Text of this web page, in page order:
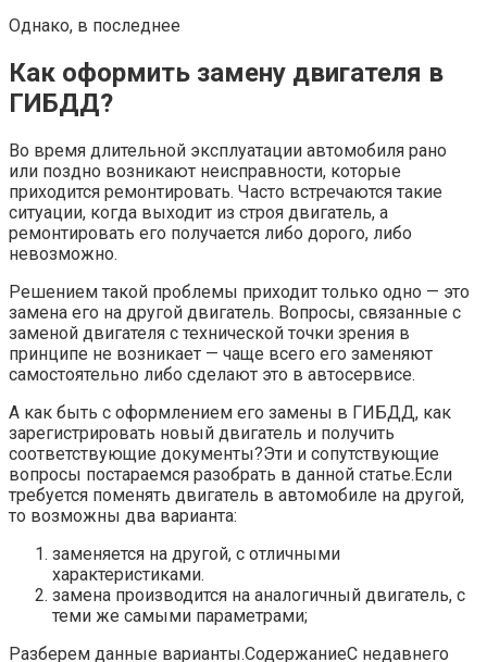
Однако, в последнее
Как оформить замену двигателя в
ГИБДД?
Во время длительной эксплуатации автомобиля рано
или поздно возникают неисправности, которые
приходится ремонтировать. Часто встречаются такие
ситуации, когда выходит из строя двигатель, а
ремонтировать его получается либо дорого, либо
невозможно.
Решением такой проблемы приходит только одно — это
замена его на другой двигатель. Вопросы, связанные с
заменой двигателя с технической точки зрения в
принципе не возникает — чаще всего его заменяют
самостоятельно либо сделают это в автосервисе.
А как быть с оформлением его замены в ГИБДД, как
зарегистрировать новый двигатель и получить
соответствующие документы?Эти и сопутствующие
вопросы постараемся разобрать в данной статье.Если
требуется поменять двигатель в автомобиле на другой,
то возможны два варианта:
заменяется на другой, с отличными
характеристиками.
замена производится на аналогичный двигатель, с
теми же самыми параметрами;
Разберем данные варианты.СодержаниеС недавнего